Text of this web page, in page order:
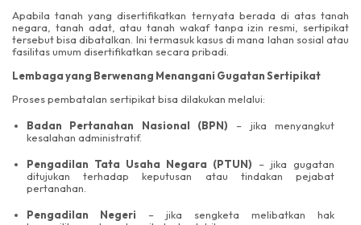
Apabila tanah yang disertifikatkan ternyata berada di atas tanah
negara, tanah adat, atau tanah wakaf tanpa izin resmi, sertipikat
tersebut bisa dibatalkan. Ini termasuk kasus di mana lahan sosial atau
fasilitas umum disertifikatkan secara pribadi.
Lembaga yang Berwenang Menangani Gugatan Sertipikat
Proses pembatalan sertipikat bisa dilakukan melalui:
Badan Pertanahan Nasional (BPN) – jika menyangkut
kesalahan administratif.
Pengadilan Tata Usaha Negara (PTUN) – jika gugatan
ditujukan terhadap keputusan atau tindakan pejabat
pertanahan.
Pengadilan Negeri – jika sengketa melibatkan hak